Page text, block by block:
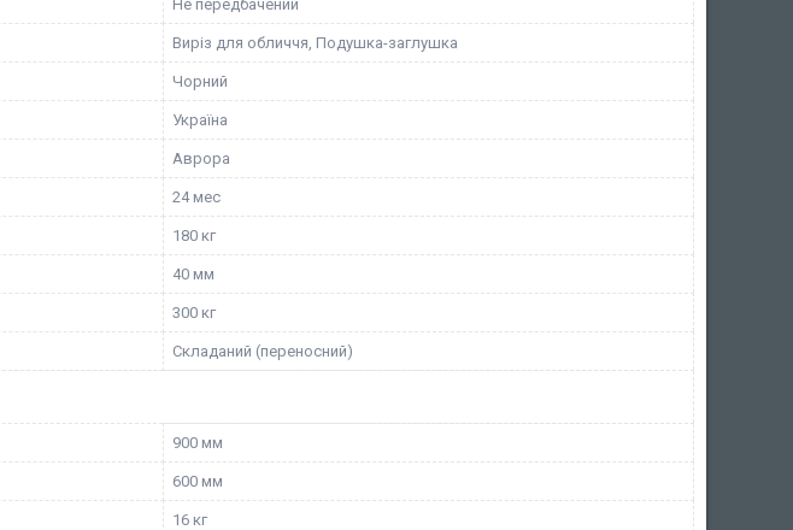
Не передбачений
Виріз для обличчя, Подушка-заглушка
Чорний
Україна
Аврора
24 мес
180 кг
40 мм
300 кг
Складаний (переносний)
900 мм
600 мм
16 кг